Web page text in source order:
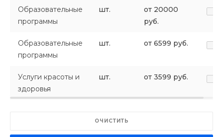
Образовательные
программы
шт.
от 20000
руб.
Образовательные
программы
шт. от 6599 руб.
Услуги красоты и
здоровья
шт. от 3599 руб.
ОЧИСТИТЬ